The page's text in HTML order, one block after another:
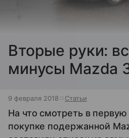
Вторые руки:
минусы Mazda
9 февраля 2018 Статьи
На что смотреть в
покупке подержанной